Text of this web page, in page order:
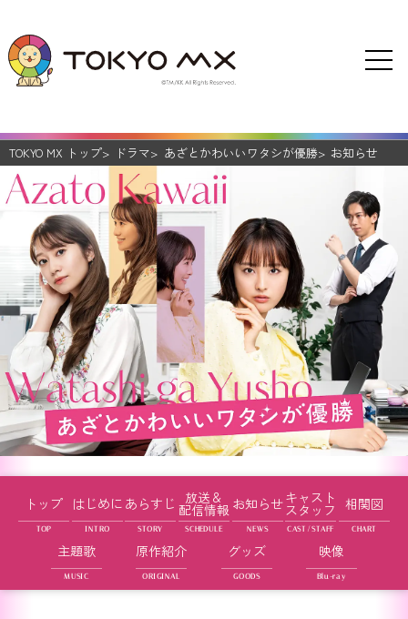
TOKYO MX トップ ドラマ あざとかわいいワタシが優勝 お知らせ
あざとかわいいワタシが優勝
トップ
TOP
はじめに
INTRO
あらすじ
STORY
放送＆
配信情報
SCHEDULE
お知らせ
NEWS
キャスト
スタッフ
CAST/STAFF
相関図
CHART
主題歌
MUSIC
原作紹介
ORIGINAL
グッズ
GOODS
映像
Blu-ray